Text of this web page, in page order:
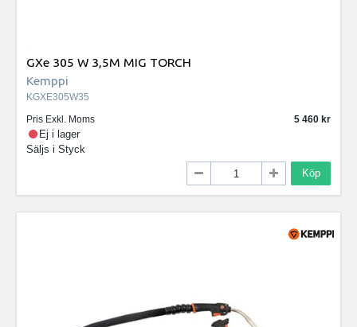
GXe 305 W 3,5M MIG TORCH
Kemppi
KGXE305W35
Pris Exkl. Moms
5 460
Ej i lager
Säljs i Styck
Köp